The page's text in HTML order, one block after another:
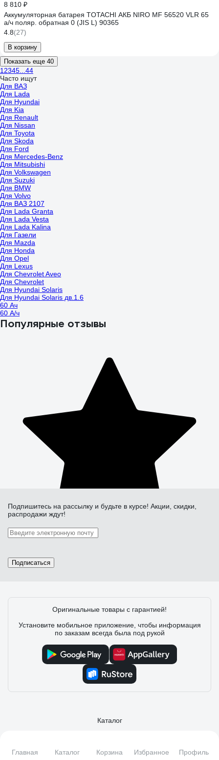
Главная Каталог Корзина Избранное Профиль
8 810 ₽
Аккумуляторная батарея TOTACHI АКБ NIRO MF 56520 VLR 65
а/ч поляр. обратная 0 (JIS L) 90365
4.8(27)
В корзину
Показать еще 40
1 2345
44
Часто ищут
Для ВАЗ
Для Lada
Для Hyundai
Для Kia
Для Renault
Для Nissan
Для Toyota
Для Skoda
Для Ford
Для Mercedes-Benz
Для Mitsubishi
Для Volkswagen
Для Suzuki
Для BMW
Для Volvo
Для ВАЗ 2107
Для Lada Granta
Для Lada Vesta
Для Lada Kalina
Для Газели
Для Mazda
Для Honda
Для Opel
Для Lexus
Для Chevrolet Aveo
Для Chevrolet
Для Hyundai Solaris
Для Hyundai Solaris дв.1.6
60 Ач
60 А/ч
Популярные отзывы
Подпишитесь на рассылку и будьте в курсе! Акции, скидки,
распродажи ждут!
Подписаться
Оригинальные товары с гарантией!
Установите мобильное приложение, чтобы информация
по заказам всегда была под рукой
Каталог
Способы получения